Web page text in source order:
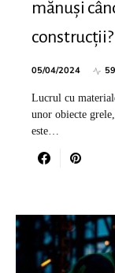
mănuși
construcții?
05/04/2024
Lucrul cu
unor obiecte
este…